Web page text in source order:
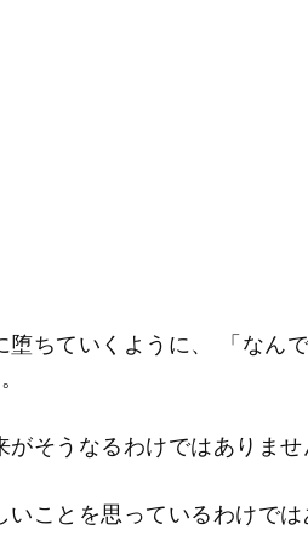
ちていくように、 「なん
がそうなるわけではありませ
ことを思っているわけで